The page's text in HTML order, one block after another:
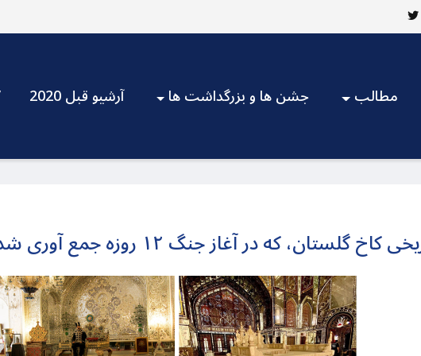
آرشیو قبل 2020 جشن ها و بزرگداشت ها مطالب
که در آغاز جنگ ۱۲ روزه جمع آوری شد کجاست؟